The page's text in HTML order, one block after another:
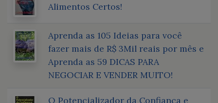
Alimentos Certos!
Aprenda as 105 Ideias para você
fazer mais de R$ 3Mil reais por mês e
Aprenda as 59 DICAS PARA
NEGOCIAR E VENDER MUITO!
O Potencializador da Confiança e